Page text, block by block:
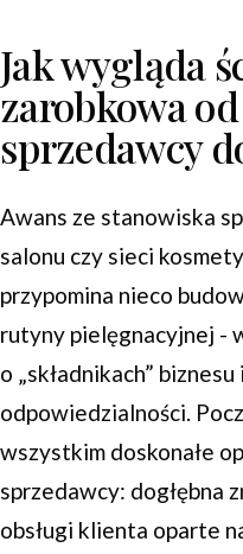
Jak wygląda
zarobkowa
sprzedawcy
Awans ze stanowiska
salonu czy sieci
przypomina nieco
rutyny pielęgnacyjnej -
o „składnikach”
odpowiedzialności.
wszystkim doskonałe
sprzedawcy: dogłębna
obsługi klienta oparte